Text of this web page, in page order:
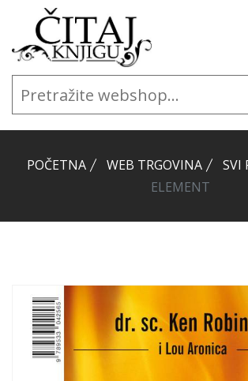
POČETNA WEB TRGOVINA
SVI
ELEMENT